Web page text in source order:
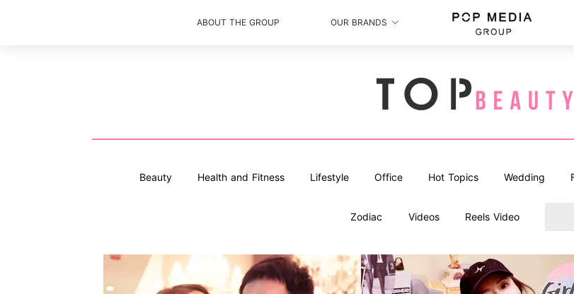
ABOUT THE GROUP OUR BRANDS
Beauty Health and Fitness Lifestyle Office Hot Topics Wedding
Zodiac Videos Reels Video